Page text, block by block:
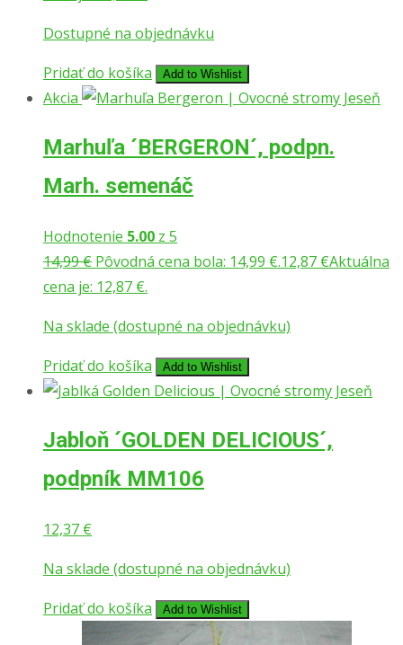
Dostupné na objednávku
Pridať do košíka
Add to Wishlist
Akcia
Marhuľa ´BERGERON´, podpn.
Marh. semenáč
Hodnotenie 5.00 z 5
14,99€ Pôvodná cena bola: 14,99 €.12,87 €Aktuálna
cena je: 12,87 €.
Na sklade (dostupné na objednávku)
Pridať do košíka
Add to Wishlist
Jabloň ´GOLDEN DELICIOUS´,
podpník MM106
12,37 €
Na sklade (dostupné na objednávku)
Pridať do košíka
Add to Wishlist